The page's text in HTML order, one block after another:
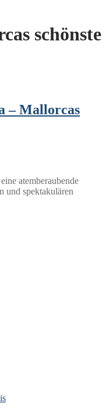
schönste
– Mallorcas
atemberaubende
und spektakulären